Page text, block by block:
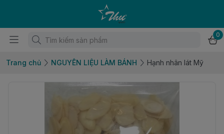
0
Trang chủ NGUYÊN LIỆU LÀM BÁNH Hạnh nhân lát Mỹ